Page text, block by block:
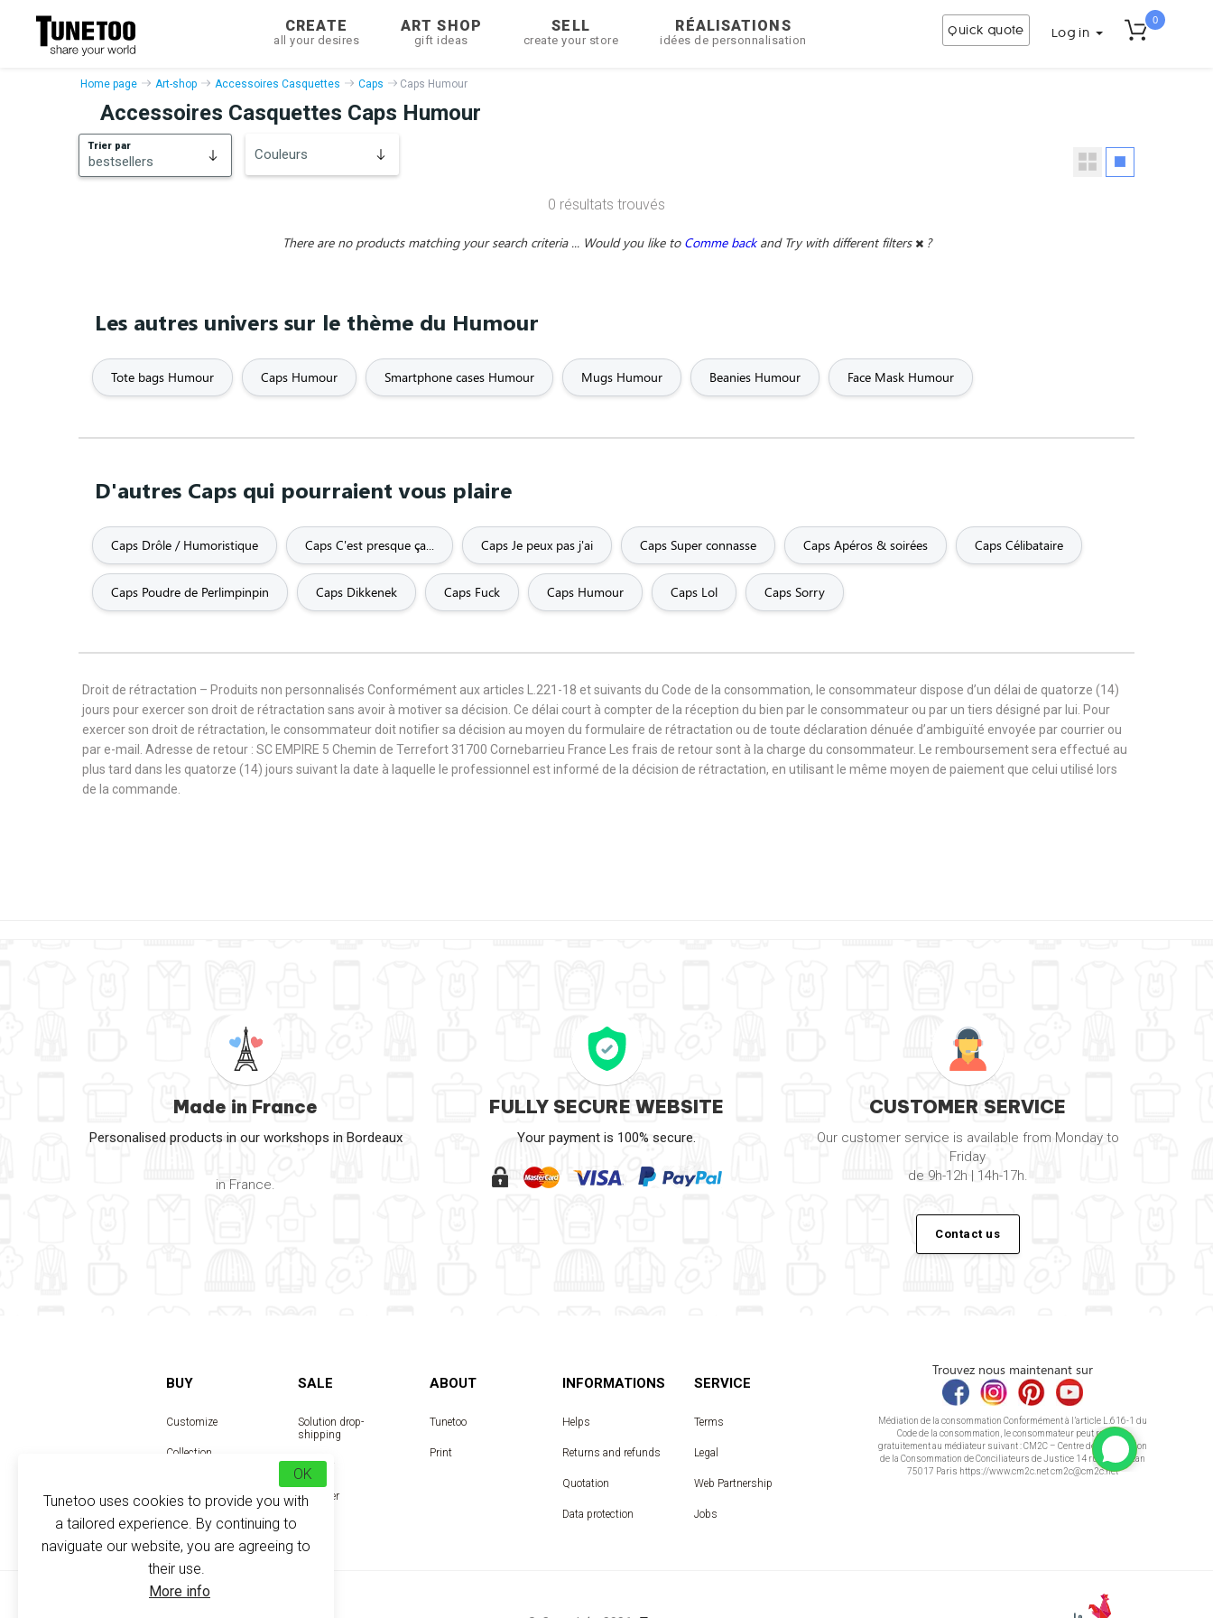
CREATE
all your desires
ART SHOP
gift ideas
SELL
create your store
RÉALISATIONS
idées de personnalisation
Quick quote Log in
0
Home page Art-shop Accessoires Casquettes Caps Caps Humour
Accessoires Casquettes Caps Humour
Trier par
bestsellers Couleurs
0 résultats trouvés
There are no products matching your search criteria ... Would you like to Comme back and Try with different filters ?
Les autres univers sur le thème du Humour
Tote bags Humour Caps Humour Smartphone cases Humour Mugs Humour Beanies Humour Face Mask Humour
D'autres Caps qui pourraient vous plaire
Caps Drôle / Humoristique Caps C'est presque ça... Caps Je peux pas j'ai Caps Super connasse Caps Apéros & soirées Caps Célibataire
Caps Poudre de Perlimpinpin Caps Dikkenek Caps Fuck Caps Humour Caps Lol Caps Sorry
Droit de rétractation – Produits non personnalisés Conformément aux articles L.221-18 et suivants du Code de la consommation, le consommateur dispose d’un délai de quatorze (14)
jours pour exercer son droit de rétractation sans avoir à motiver sa décision. Ce délai court à compter de la réception du bien par le consommateur ou par un tiers désigné par lui. Pour
exercer son droit de rétractation, le consommateur doit notifier sa décision au moyen du formulaire de rétractation ou de toute déclaration dénuée d’ambiguïté envoyée par courrier ou
par e-mail. Adresse de retour : SC EMPIRE 5 Chemin de Terrefort 31700 Cornebarrieu France Les frais de retour sont à la charge du consommateur. Le remboursement sera effectué au
plus tard dans les quatorze (14) jours suivant la date à laquelle le professionnel est informé de la décision de rétractation, en utilisant le même moyen de paiement que celui utilisé lors
de la commande.
Made in France
Personalised products in our workshops in Bordeaux
in France.
FULLY SECURE WEBSITE
Your payment is 100% secure.
CUSTOMER SERVICE
Our customer service is available from Monday to
Friday
de 9h-12h | 14h-17h.
Contact us
BUY
Customize
Collection
SALE
Solution drop-
shipping
Reseller
Designer
ABOUT
Tunetoo
Print
INFORMATIONS
Helps
Returns and refunds
Quotation
Data protection
SERVICE
Terms
Legal
Web Partnership
Jobs
Trouvez nous maintenant sur
Médiation de la consommation Conformément à l’article L.616-1 du
Code de la consommation, le consommateur peut recourir
gratuitement au médiateur suivant : CM2C – Centre de la Médiation
de la Consommation de Conciliateurs de Justice 14 rue Saint Jean
75017 Paris https://www.cm2c.net cm2c@cm2c.net
Tunetoo uses cookies to provide you with
a tailored experience. By continuing to
naviguate our website, you are agreeing to
their use.
More info
OK